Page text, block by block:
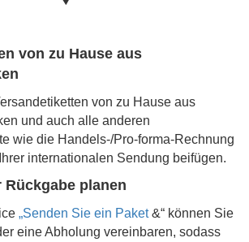
von zu Hause aus
von zu Hause aus
und auch alle anderen
wie die Handels-/Pro-forma-Rechnung
internationalen Sendung beifügen.
planen
„Senden Sie ein Paket&“ können Sie
eine Abholung vereinbaren, sodass